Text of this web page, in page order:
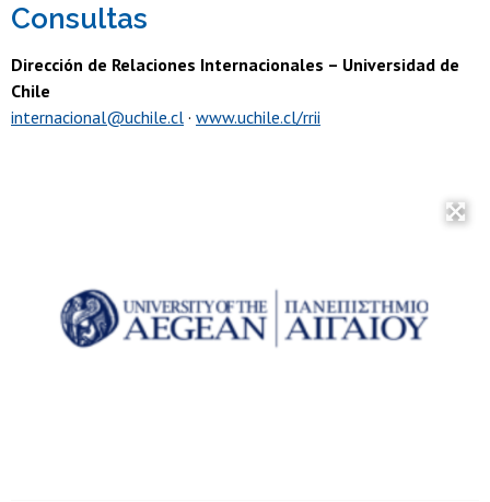
Consultas
Dirección de Relaciones Internacionales – Universidad de
Chile
internacional@uchile.cl · www.uchile.cl/rrii